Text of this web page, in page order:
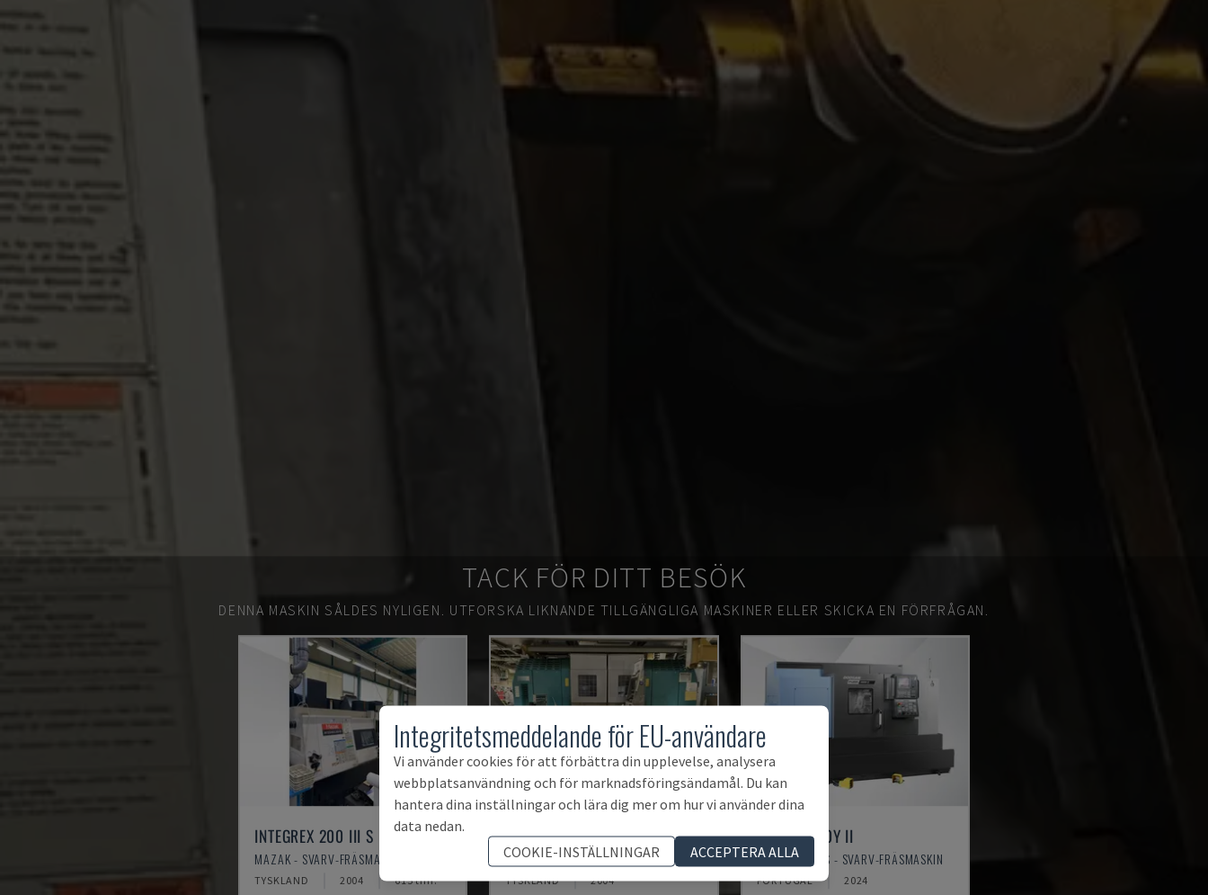
TACK FÖR DITT BESÖK
DENNA MASKIN SÅLDES NYLIGEN. UTFORSKA LIKNANDE TILLGÄNGLIGA MASKINER ELLER SKICKA EN FÖRFRÅGAN.
INTEGREX 200 III S
MAZAK - SVARV-FRÄSMASKIN
TYSKLAND 2004 615 tim.
G250
INDEX - SVARV-FRÄSMASKIN
TYSKLAND 2004
PUMA 2600Y II
DN SOLUTIONS - SVARV-FRÄSMASKIN
PORTUGAL 2024
Integritetsmeddelande för EU-användare
Vi använder cookies för att förbättra din upplevelse, analysera
webbplatsanvändning och för marknadsföringsändamål. Du kan
hantera dina inställningar och lära dig mer om hur vi använder dina
data nedan.
COOKIE-INSTÄLLNINGAR
ACCEPTERA ALLA